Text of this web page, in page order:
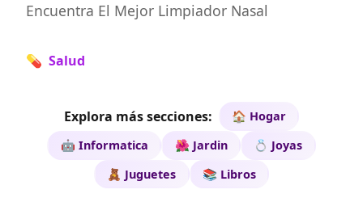
Encuentra El Mejor Limpiador Nasal
💊 Salud
Explora más secciones:
🏠 Hogar
🤖 Informatica
🌺 Jardin
💍 Joyas
🧸 Juguetes
📚 Libros